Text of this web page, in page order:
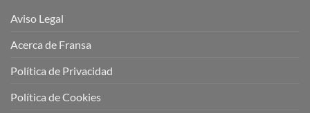
Aviso Legal
Acerca de Fransa
Política de Privacidad
Política de Cookies